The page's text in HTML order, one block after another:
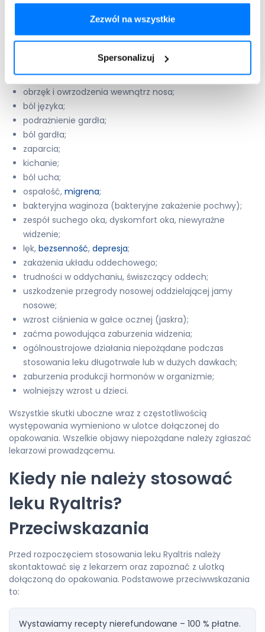
Zezwól na wszystkie
Spersonalizuj
suchość nosa;
bóle głowy;
ból brzucha;
obrzęk i owrzodzenia wewnątrz nosa;
ból języka;
podrażnienie gardła;
ból gardła;
zaparcia;
kichanie;
ból ucha;
ospałość, migrena;
bakteryjna waginoza (bakteryjne zakażenie pochwy);
zespół suchego oka, dyskomfort oka, niewyraźne
widzenie;
lęk, bezsenność, depresja;
zakażenia układu oddechowego;
trudności w oddychaniu, świszczący oddech;
uszkodzenie przegrody nosowej oddzielającej jamy
nosowe;
wzrost ciśnienia w gałce ocznej (jaskra);
zaćma powodująca zaburzenia widzenia;
ogólnoustrojowe działania niepożądane podczas
stosowania leku długotrwale lub w dużych dawkach;
zaburzenia produkcji hormonów w organizmie;
wolniejszy wzrost u dzieci.
Wszystkie skutki uboczne wraz z częstotliwością
występowania wymieniono w ulotce dołączonej do
opakowania. Wszelkie objawy niepożądane należy zgłaszać
lekarzowi prowadzącemu.
Kiedy nie należy stosować
leku Ryaltris?
Przeciwskazania
Przed rozpoczęciem stosowania leku Ryaltris należy
skontaktować się z lekarzem oraz zapoznać z ulotką
dołączoną do opakowania. Podstawowe przeciwwskazania
to:
Wystawiamy recepty nierefundowane – 100 % płatne.